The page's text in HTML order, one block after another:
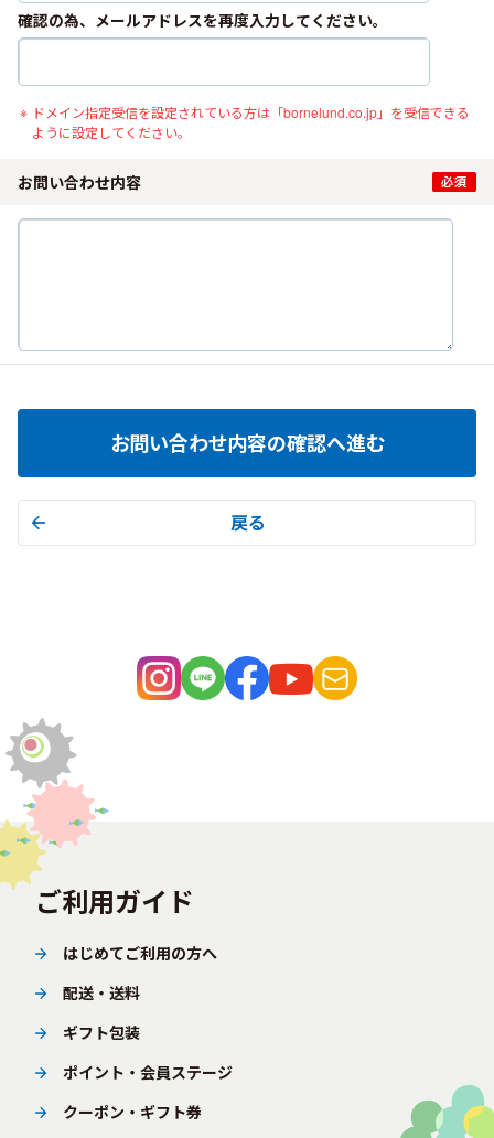
確認の為、メールアドレスを再度入力してください。
ドメイン指定受信を設定されている方は「bornelund.co.jp」を受信できる
ように設定してください。
お問い合わせ内容
お問い合わせ内容の確認へ進む
戻る
ご利用ガイド
はじめてご利用の方へ
配送・送料
ギフト包装
ポイント・会員ステージ
クーポン・ギフト券